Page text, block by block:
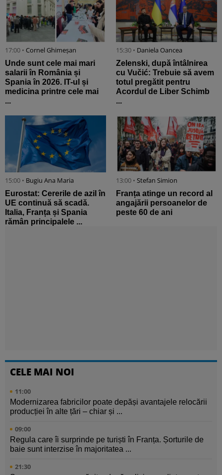
17:00 • Cornel Ghimeșan
Unde sunt cele mai mari
salarii în România și
Spania în 2026. IT-ul și
medicina printre cele mai
...
15:30 • Daniela Oancea
Zelenski, după întâlnirea
cu Vučić: Trebuie să avem
totul pregătit pentru
Acordul de Liber Schimb
...
15:00 • Bugiu ⁠Ana Maria
Eurostat: Cererile de azil în
UE continuă să scadă.
Italia, Franța și Spania
rămân principalele ...
13:00 • Stefan Simion
Franța atinge un record al
angajării persoanelor de
peste 60 de ani
CELE MAI NOI
11:00
Modernizarea fabricilor poate depăși avantajele relocării
producției în alte țări – chiar și ...
09:00
Regula care îi surprinde pe turiști în Franța. Șorturile de
baie sunt interzise în majoritatea ...
21:30